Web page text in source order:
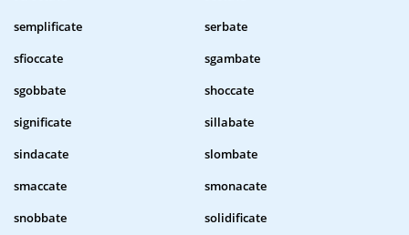
semplificate
serbate
sfioccate
sgambate
sgobbate
shoccate
significate
sillabate
sindacate
slombate
smaccate
smonacate
snobbate
solidificate